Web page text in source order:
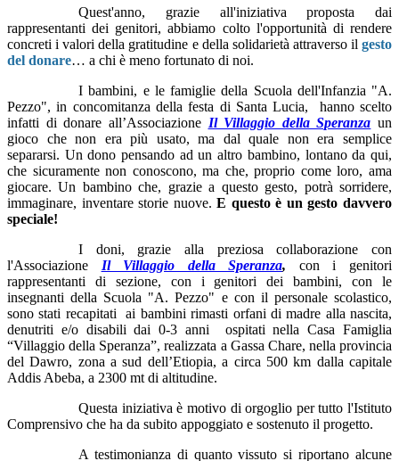
Quest'anno, grazie all'iniziativa proposta dai
rappresentanti dei genitori, abbiamo colto l'opportunità di rendere
concreti i valori della gratitudine e della solidarietà attraverso il gesto
del donare… a chi è meno fortunato di noi.
I bambini, e le famiglie della Scuola dell'Infanzia "A.
Pezzo", in concomitanza della festa di Santa Lucia, hanno scelto
infatti di donare all’Associazione Il Villaggio della Speranza un
gioco che non era più usato, ma dal quale non era semplice
separarsi. Un dono pensando ad un altro bambino, lontano da qui,
che sicuramente non conoscono, ma che, proprio come loro, ama
giocare. Un bambino che, grazie a questo gesto, potrà sorridere,
immaginare, inventare storie nuove.E questo è un gesto davvero
speciale!
I doni, grazie alla preziosa collaborazione con
l'Associazione Il Villaggio della Speranza, con i genitori
rappresentanti di sezione, con i genitori dei bambini, con le
insegnanti della Scuola "A. Pezzo" e con il personale scolastico,
sono stati recapitati ai bambini rimasti orfani di madre alla nascita,
denutriti e/o disabili dai 0-3 anni ospitati nella Casa Famiglia
“Villaggio della Speranza”, realizzata a Gassa Chare, nella provincia
del Dawro, zona a sud dell’Etiopia, a circa 500 km dalla capitale
Addis Abeba, a 2300 mt di altitudine.
Questa iniziativa è motivo di orgoglio per tutto l'Istituto
Comprensivo che ha da subito appoggiato e sostenuto il progetto.
A testimonianza di quanto vissuto si riportano alcune